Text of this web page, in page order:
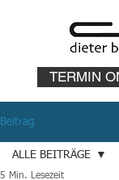
TERMIN
Beitrag
ALLE BEITRÄGE
5 Min. Lesezeit